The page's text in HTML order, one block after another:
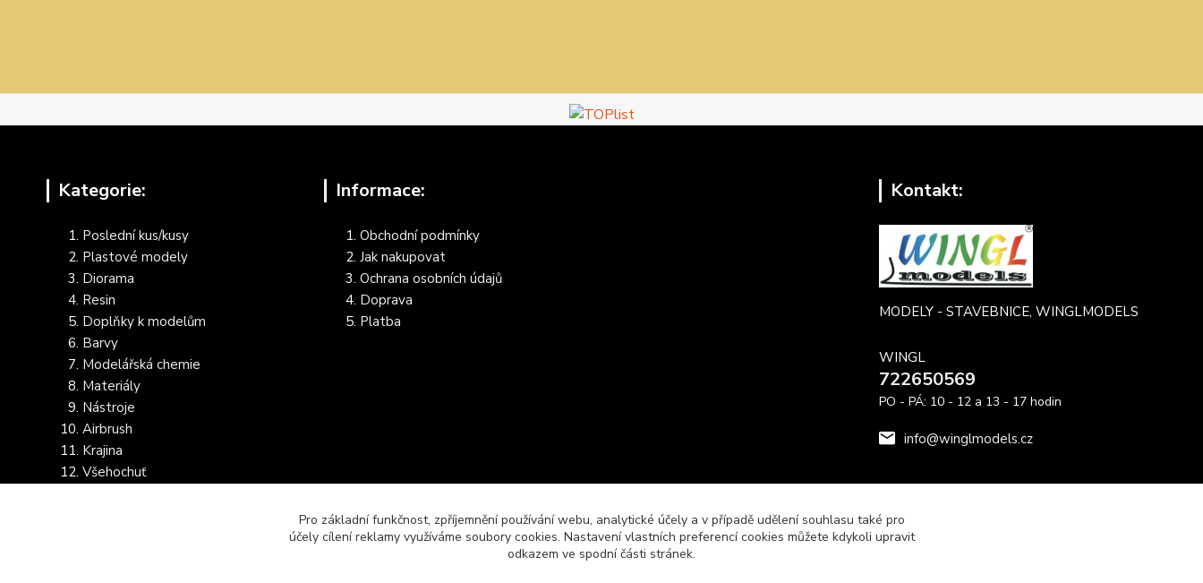
Kategorie:
Poslední kus/kusy
Plastové modely
Diorama
Resin
Doplňky k modelům
Barvy
Modelářská chemie
Materiály
Nástroje
Airbrush
Krajina
Všehochuť
Informace:
Obchodní podmínky
Jak nakupovat
Ochrana osobních údajů
Doprava
Platba
Kontakt:
MODELY - STAVEBNICE, WINGLMODELS
WINGL
722650569
PO - PÁ: 10 - 12 a 13 - 17 hodin
info@winglmodels.cz
Pro základní funkčnost, zpříjemnění používání webu, analytické účely a v případě udělení souhlasu také pro
účely cílení reklamy využíváme soubory cookies. Nastavení vlastních preferencí cookies můžete kdykoli upravit
odkazem ve spodní části stránek.